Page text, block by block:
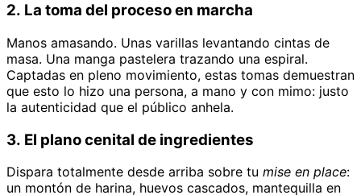
2. La toma del proceso en marcha
Manos amasando. Unas varillas levantando cintas de
masa. Una manga pastelera trazando una espiral.
Captadas en pleno movimiento, estas tomas demuestran
que esto lo hizo una persona, a mano y con mimo: justo
la autenticidad que el público anhela.
3. El plano cenital de ingredientes
Dispara totalmente desde arriba sobre tu mise en place:
un montón de harina, huevos cascados, mantequilla en